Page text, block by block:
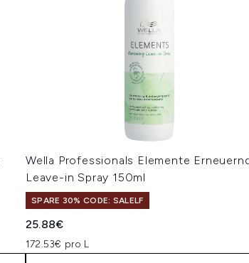
Wella Professionals Elemente
Leave-in Spray 150ml
SPARE 30% CODE: SALELF
25.88€
172.53€ pro L